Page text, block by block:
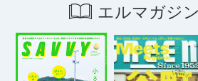
エルマガジ